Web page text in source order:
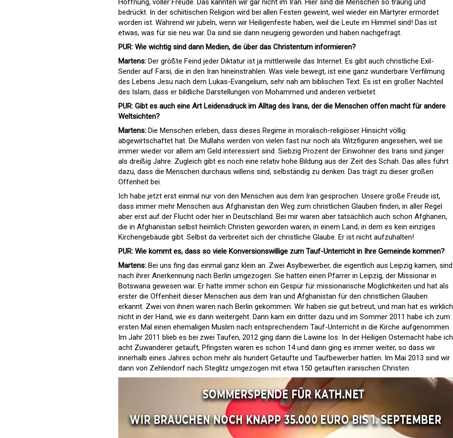
Hoffnung, voller Freude. Das kannten wir gar nicht im Iran. Hier sind die Menschen so traurig und
bedrückt. In der schiitischen Religion wird bei allen Festen geweint, weil wieder ein Märtyrer ermordet
worden ist. Während wir jubeln, wenn wir Heiligenfeste haben, weil die Leute im Himmel sind! Das ist
etwas, was für sie neu war. Da sind sie dann neugierig geworden und haben nachgefragt.
PUR: Wie wichtig sind dann Medien, die über das Christentum informieren?
Martens: Der größte Feind jeder Diktatur ist ja mittlerweile das Internet. Es gibt auch christliche Exil-
Sender auf Farsi, die in den Iran hineinstrahlen. Was viele bewegt, ist eine ganz wunderbare Verfilmung
des Lebens Jesu nach dem Lukas-Evangelium, sehr nah am biblischen Text. Es ist ein großer Nachteil
des Islam, dass er bildliche Darstellungen von Mohammed und anderen verbietet.
PUR: Gibt es auch eine Art Leidensdruck im Alltag des Irans, der die Menschen offen macht für andere
Weltsichten?
Martens: Die Menschen erleben, dass dieses Regime in moralisch-religiöser Hinsicht völlig
abgewirtschaftet hat. Die Mullahs werden von vielen fast nur noch als Witzfiguren angesehen, weil sie
immer wieder vor allem am Geld interessiert sind. Siebzig Prozent der Einwohner des Irans sind jünger
als dreißig Jahre. Zugleich gibt es noch eine relativ hohe Bildung aus der Zeit des Schah. Das alles führt
dazu, dass die Menschen durchaus willens sind, selbständig zu denken. Das trägt zu dieser großen
Offenheit bei.
Ich habe jetzt erst einmal nur von den Menschen aus dem Iran gesprochen. Unsere große Freude ist,
dass immer mehr Menschen aus Afghanistan den Weg zum christlichen Glauben finden, in aller Regel
aber erst auf der Flucht oder hier in Deutschland. Bei mir waren aber tatsächlich auch schon Afghanen,
die in Afghanistan selbst heimlich Christen geworden waren, in einem Land, in dem es kein einziges
Kirchengebäude gibt. Selbst da verbreitet sich der christliche Glaube. Er ist nicht aufzuhalten!
PUR: Wie kommt es, dass so viele Konversionswillige zum Tauf-Unterricht in Ihre Gemeinde kommen?
Martens: Bei uns fing das einmal ganz klein an. Zwei Asylbewerber, die eigentlich aus Leipzig kamen, sind
nach ihrer Anerkennung nach Berlin umgezogen. Sie hatten einen Pfarrer in Leipzig, der Missionar in
Botswana gewesen war. Er hatte immer schon ein Gespür für missionarische Möglichkeiten und hat als
erster die Offenheit dieser Menschen aus dem Iran und Afghanistan für den christlichen Glauben
erkannt. Zwei von ihnen waren nach Berlin gekommen. Wir haben sie gut betreut, und man hat es wirklich
nicht in der Hand, wie es dann weitergeht. Dann kam ein dritter dazu und im Sommer 2011 habe ich zum
ersten Mal einen ehemaligen Muslim nach entsprechendem Tauf-Unterricht in die Kirche aufgenommen.
Im Jahr 2011 blieb es bei zwei Taufen, 2012 ging dann die Lawine los: In der Heiligen Osternacht habe ich
acht Zuwanderer getauft, Pfingsten waren es schon 14 und dann ging es immer weiter, so dass wir
innerhalb eines Jahres schon mehr als hundert Getaufte und Taufbewerber hatten. Im Mai 2013 sind wir
dann von Zehlendorf nach Steglitz umgezogen mit etwa 150 getauften iranischen Christen.